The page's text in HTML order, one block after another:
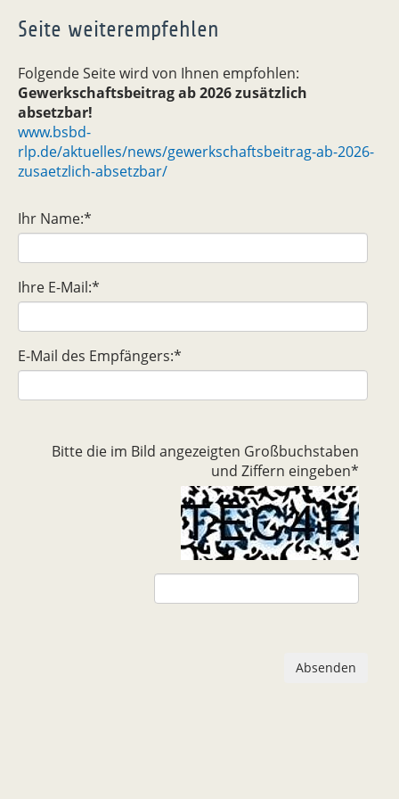
Seite weiterempfehlen
Folgende Seite wird von Ihnen empfohlen:
Gewerkschaftsbeitrag ab 2026 zusätzlich
absetzbar!
www.bsbd-
rlp.de/aktuelles/news/gewerkschaftsbeitrag-ab-2026-
zusaetzlich-absetzbar/
Ihr Name:*
Ihre E-Mail:*
E-Mail des Empfängers:*
Bitte die im Bild angezeigten Großbuchstaben
und Ziffern eingeben*
Absenden